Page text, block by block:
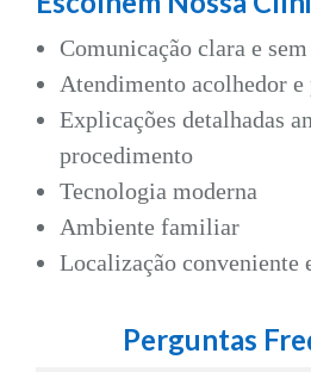
Comunicação clara e
Atendimento acolhedor e
Explicações detalhadas
procedimento
Tecnologia moderna
Ambiente familiar
Localização conveniente
Perguntas